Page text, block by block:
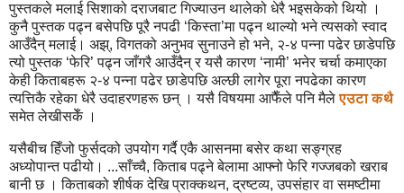
पुस्तकले मलाई सिशाको दराजबाट गिज्याउन थालेको धेरै भइसकेको थियो ।
कुनै पुस्तक पढ्न बसेपछि पूरै नपढी ‘किस्ता’मा पढ्न थाल्यो भने त्यसको स्वाद
आउँदैन् मलाई। अझ्, विगतको अनुभव सुनाउने हो भने, २-४ पन्ना पढेर छाडेपछि
त्यो पुस्तक ‘फेरि’ पढ्न जाँगरै आउँदैन् र यसै कारण ‘नामी’ भनेर चर्चा कमाएका
केही किताबहरू २-४ पन्ना पढेर छाडेपछि अल्छी लागेर पूरा नपढेका कारण
त्यत्तिकै रहेका धेरै उदाहरणहरू छन् । यसै विषयमा आफैँले पनि मैलेएउटा कथै
समेत लेखीसकेँ ।
यसैबीच हिँजो फुर्सदको उपयोग गर्दै एकै आसनमा बसेर कथा सङ्ग्रह
अध्योपान्त पढीयो। ...साँच्चै, किताब पढ्ने बेलामा आफ्नो फेरि गज्जबको खराब
बानी छ । किताबको शीर्षक देखि प्राक्कथन, द्रष्टव्य, उपसंहार वा समष्टीमा